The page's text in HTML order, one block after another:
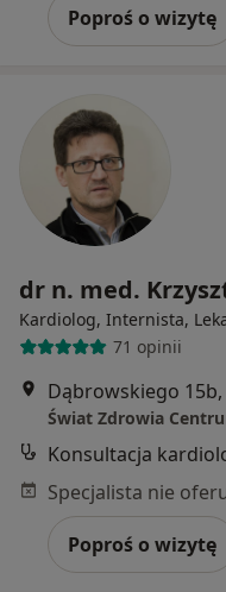
Poproś o wizytę
dr n. med.
Kardiolog, Internista,
71 opinii
Dąbrowskiego 15b,
Konsultacja
Poproś o wizytę